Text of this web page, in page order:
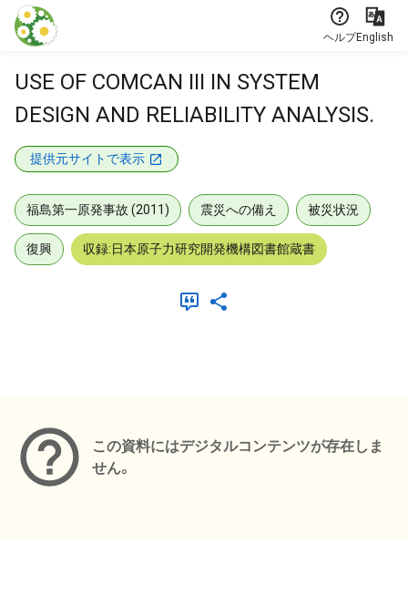
本文に飛ぶ
ヘルプEnglish
USE OF COMCAN III IN SYSTEM
DESIGN AND RELIABILITY ANALYSIS.
提供元サイトで表示
福島第一原発事故 (2011) 震災への備え 被災状況
復興 収録:日本原子力研究開発機構図書館蔵書
この資料にはデジタルコンテンツが存在しま
せん。